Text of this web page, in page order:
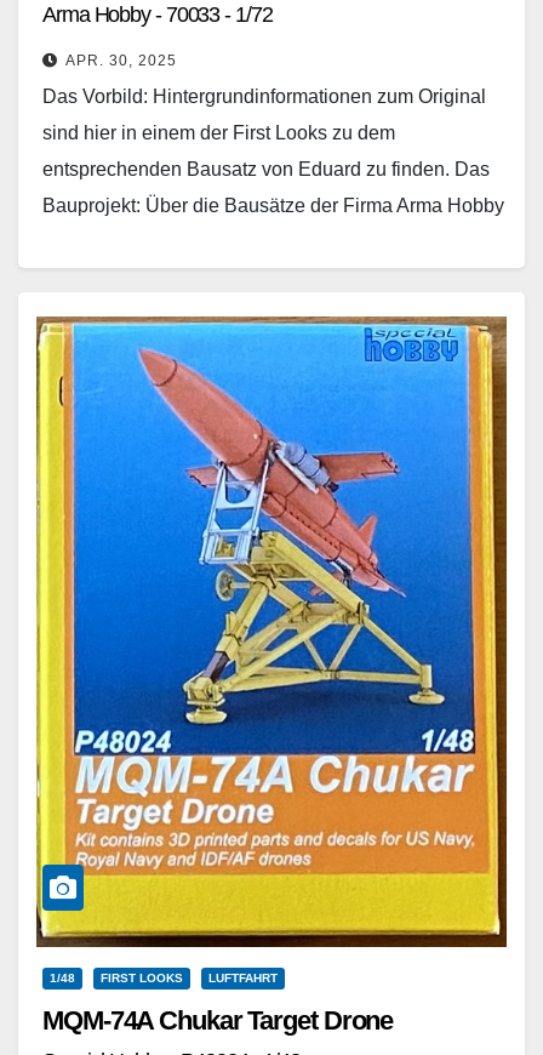
Arma Hobby - 70033 - 1/72
APR. 30, 2025
Das Vorbild: Hintergrundinformationen zum Original
sind hier in einem der First Looks zu dem
entsprechenden Bausatz von Eduard zu finden. Das
Bauprojekt: Über die Bausätze der Firma Arma Hobby
1/48 FIRST LOOKS LUFTFAHRT
MQM-74A Chukar Target Drone